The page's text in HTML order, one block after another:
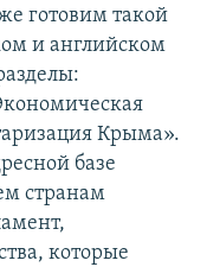
готовим такой
и английском
Крыма».
базе
странам
которые